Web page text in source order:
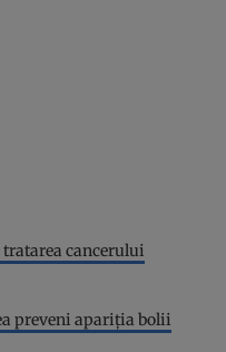
tratarea cancerului
preveni apariția bolii